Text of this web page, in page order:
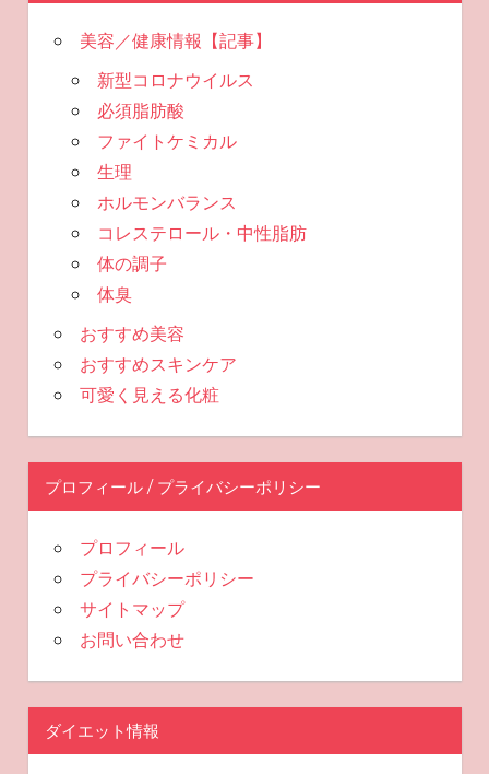
美容／健康情報【記事】
新型コロナウイルス
必須脂肪酸
ファイトケミカル
生理
ホルモンバランス
コレステロール・中性脂肪
体の調子
体臭
おすすめ美容
おすすめスキンケア
可愛く見える化粧
プロフィール / プライバシーポリシー
プロフィール
プライバシーポリシー
サイトマップ
お問い合わせ
ダイエット情報